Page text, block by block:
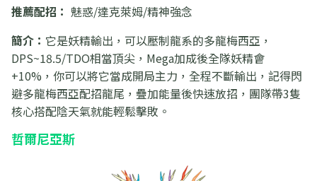
推薦配招： 魅惑/達克萊姆/精神強念
簡介： 它是妖精輸出，可以壓制龍系的多龍梅西亞，
DPS~18.5/TDO相當頂尖，Mega加成後全隊妖精會
+10%，你可以將它當成開局主力，全程不斷輸出，記得閃
避多龍梅西亞配招龍尾，疊加能量後快速放招，團隊帶3隻
核心搭配陰天氣就能輕鬆擊敗。
哲爾尼亞斯